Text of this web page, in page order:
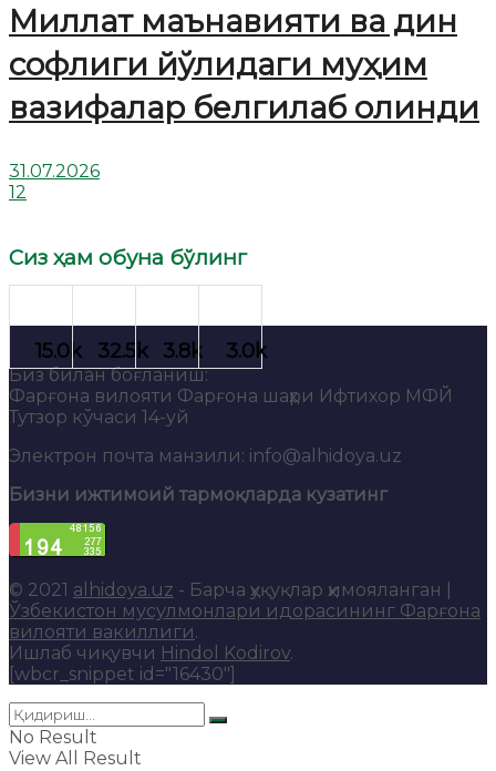
Миллат маънавияти ва дин
софлиги йўлидаги муҳим
вазифалар белгилаб олинди
31.07.2026
12
Сиз ҳам обуна бўлинг
Биз билан боғланиш:
Фарғона вилояти Фарғона шаҳри Ифтихор МФЙ
Тутзор кўчаси 14-уй
Электрон почта манзили: info@alhidoya.uz
Бизни ижтимоий тармоқларда кузатинг
© 2021 alhidoya.uz - Барча ҳуқуқлар ҳимояланган |
Ўзбекистон мусулмонлари идорасининг Фарғона
вилояти вакиллиги.
Ишлаб чиқувчи Hindol Kodirov.
[wbcr_snippet id="16430"]
No Result
View All Result